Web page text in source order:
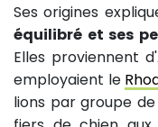
Ses origines
équilibré et ses
Elles proviennent
employaient le
lions par groupe